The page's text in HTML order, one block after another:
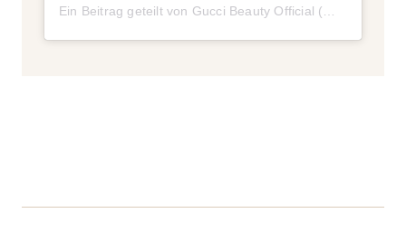
Ein Beitrag geteilt von Gucci Beauty Official (@guccibeauty)